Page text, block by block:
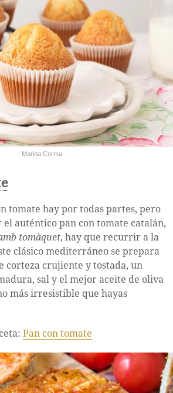
Marina Corma
tomate hay por todas partes, pero
el auténtico pan con tomate catalán,
tomàquet, hay que recurrir a la
clásico mediterráneo se prepara
corteza crujiente y tostada, un
sal y el mejor aceite de oliva
más irresistible que hayas
Pan con tomate